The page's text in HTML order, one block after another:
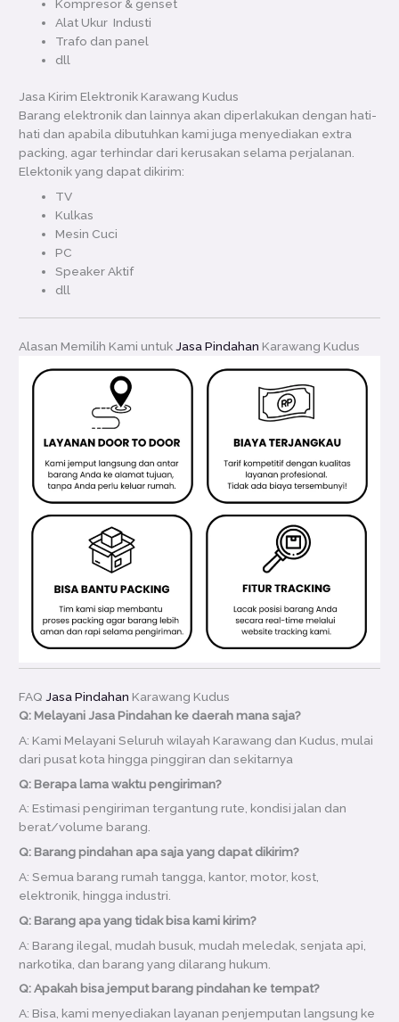
Kompresor & genset
Alat Ukur Industi
Trafo dan panel
dll
Jasa Kirim Elektronik Karawang Kudus
Barang elektronik dan lainnya akan diperlakukan dengan hati-
hati dan apabila dibutuhkan kami juga menyediakan extra
packing, agar terhindar dari kerusakan selama perjalanan.
Elektonik yang dapat dikirim:
TV
Kulkas
Mesin Cuci
PC
Speaker Aktif
dll
Alasan Memilih Kami untuk Jasa Pindahan Karawang Kudus
FAQ Jasa Pindahan Karawang Kudus
Q: Melayani Jasa Pindahan ke daerah mana saja?
A: Kami Melayani Seluruh wilayah Karawang dan Kudus, mulai
dari pusat kota hingga pinggiran dan sekitarnya
Q: Berapa lama waktu pengiriman?
A: Estimasi pengiriman tergantung rute, kondisi jalan dan
berat/volume barang.
Q: Barang pindahan apa saja yang dapat dikirim?
A: Semua barang rumah tangga, kantor, motor, kost,
elektronik, hingga industri.
Q: Barang apa yang tidak bisa kami kirim?
A: Barang ilegal, mudah busuk, mudah meledak, senjata api,
narkotika, dan barang yang dilarang hukum.
Q: Apakah bisa jemput barang pindahan ke tempat?
A: Bisa, kami menyediakan layanan penjemputan langsung ke